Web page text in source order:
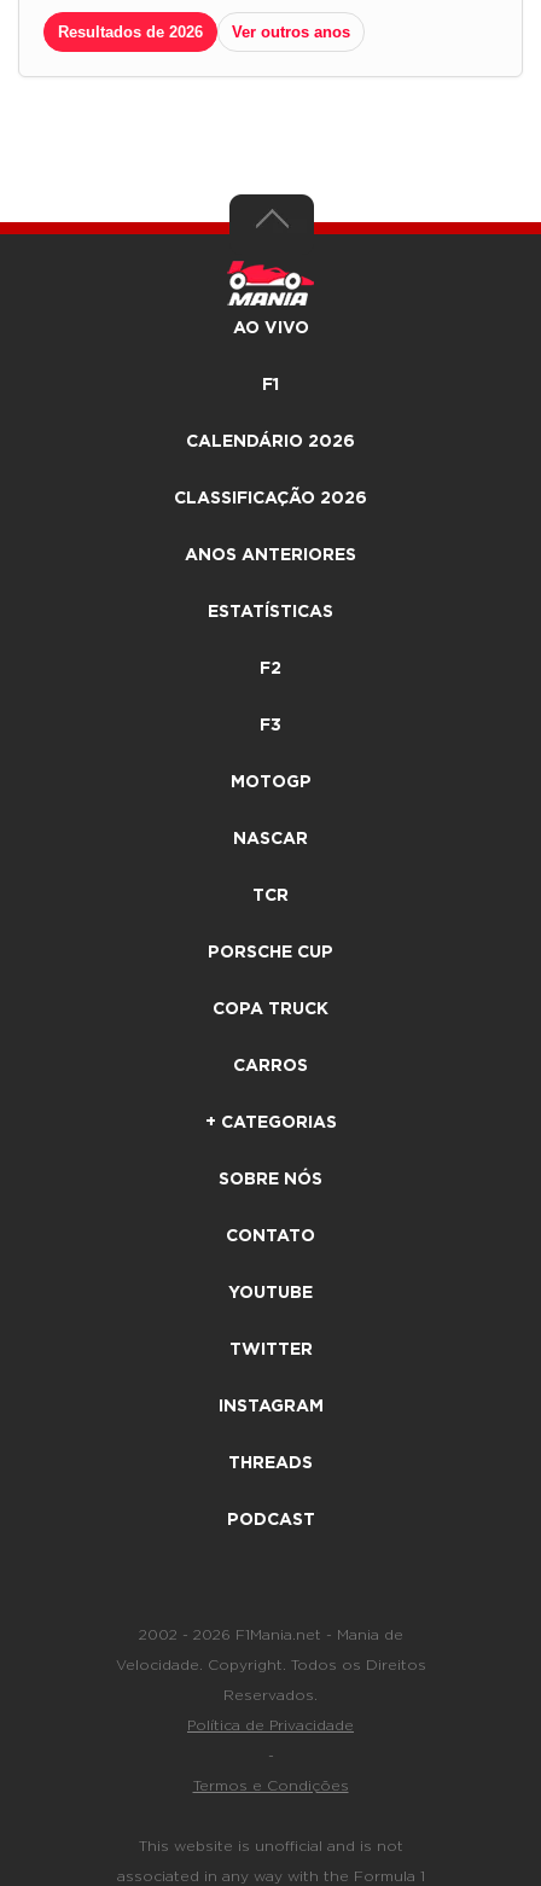
Resultados de 2026 Ver outros anos
AO VIVO
F1
CALENDÁRIO 2026
CLASSIFICAÇÃO 2026
ANOS ANTERIORES
ESTATÍSTICAS
F2
F3
MOTOGP
NASCAR
TCR
PORSCHE CUP
COPA TRUCK
CARROS
+ CATEGORIAS
SOBRE NÓS
CONTATO
YOUTUBE
TWITTER
INSTAGRAM
THREADS
PODCAST
2002 - 2026 F1Mania.net - Mania de
Velocidade. Copyright. Todos os Direitos
Reservados.
Política de Privacidade
-
Termos e Condições
This website is unofficial and is not
associated in any way with the Formula 1